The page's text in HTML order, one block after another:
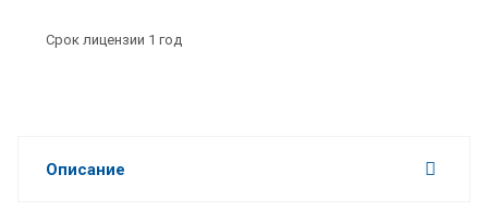
Срок лицензии 1 год
Описание